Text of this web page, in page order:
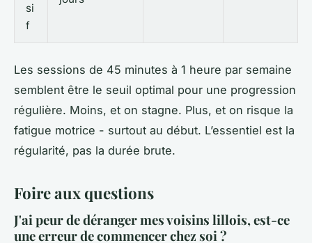
si
f
Les sessions de 45 minutes à 1 heure par semaine
semblent être le seuil optimal pour une progression
régulière. Moins, et on stagne. Plus, et on risque la
fatigue motrice - surtout au début. L’essentiel est la
régularité, pas la durée brute.
Foire aux questions
J'ai peur de déranger mes voisins lillois, est-ce
une erreur de commencer chez soi ?